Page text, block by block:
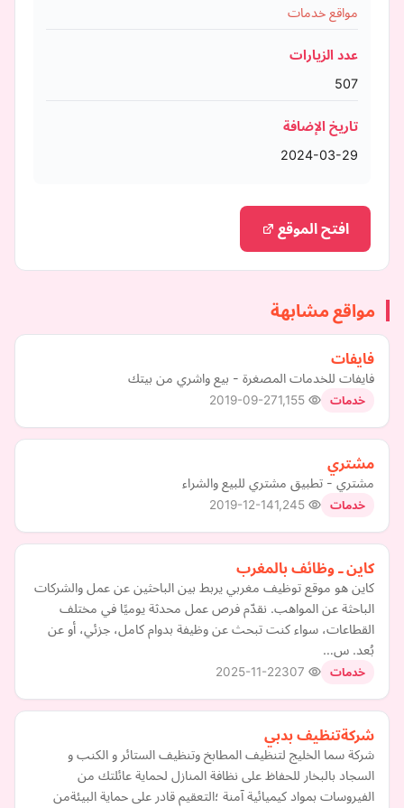
مواقع خدمات
عدد الزيارات
507
تاريخ الإضافة
2024-03-29
افتح الموقع
مواقع مشابهة
فايفات
فايفات للخدمات المصغرة - بيع واشري من بيتك
خدمات 2019-09-27
مشتري
مشتري - تطبيق مشتري للبيع والشراء
خدمات 2019-12-14
كاين ـ وظائف بالمغرب
كاين هو موقع توظيف مغربي يربط بين الباحثين عن عمل والشركات
الباحثة عن المواهب. نقدّم فرص عمل محدثة يوميًا في مختلف
القطاعات، سواء كنت تبحث عن وظيفة بدوام كامل، جزئي، أو عن
بُعد. س…
خدمات 2025-11-22
شركةتنظيف بدبي
شركة سما الخليج لتنظيف المطابخ وتنظيف الستائر و الكنب و
السجاد بالبخار للحفاظ على نظافة المنازل لحماية عائلتك من
الفيروسات بمواد كيميائية آمنة ؛التعقيم قادر على حماية البيئةمن